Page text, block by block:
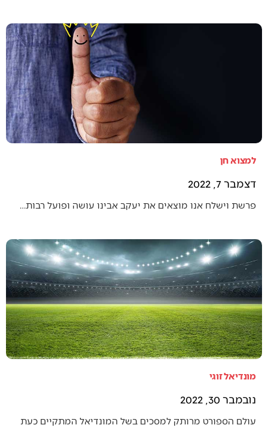
למצוא חן
דצמבר 7, 2022
פרשת וישלח אנו מוצאים את יעקב אבינו עושה ופועל רבות…
מונדיאל זוגי
נובמבר 30, 2022
עולם הספורט מרותק למסכים בשל המונדיאל המתקיים כעת